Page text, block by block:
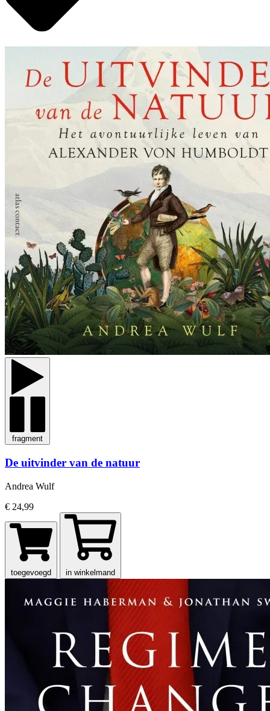
fragment
De uitvinder van de natuur
Andrea Wulf
€ 24,99
toegevoegd in winkelmand